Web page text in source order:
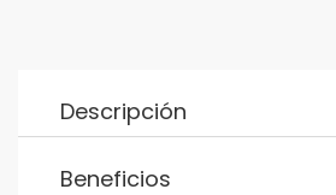
Descripción
Beneficios